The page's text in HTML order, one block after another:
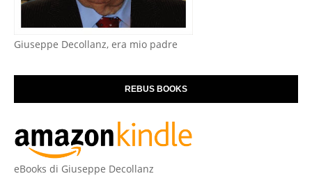
Giuseppe Decollanz, era mio padre
REBUS BOOKS
eBooks di Giuseppe Decollanz